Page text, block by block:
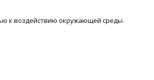
к воздействию окружающей среды.